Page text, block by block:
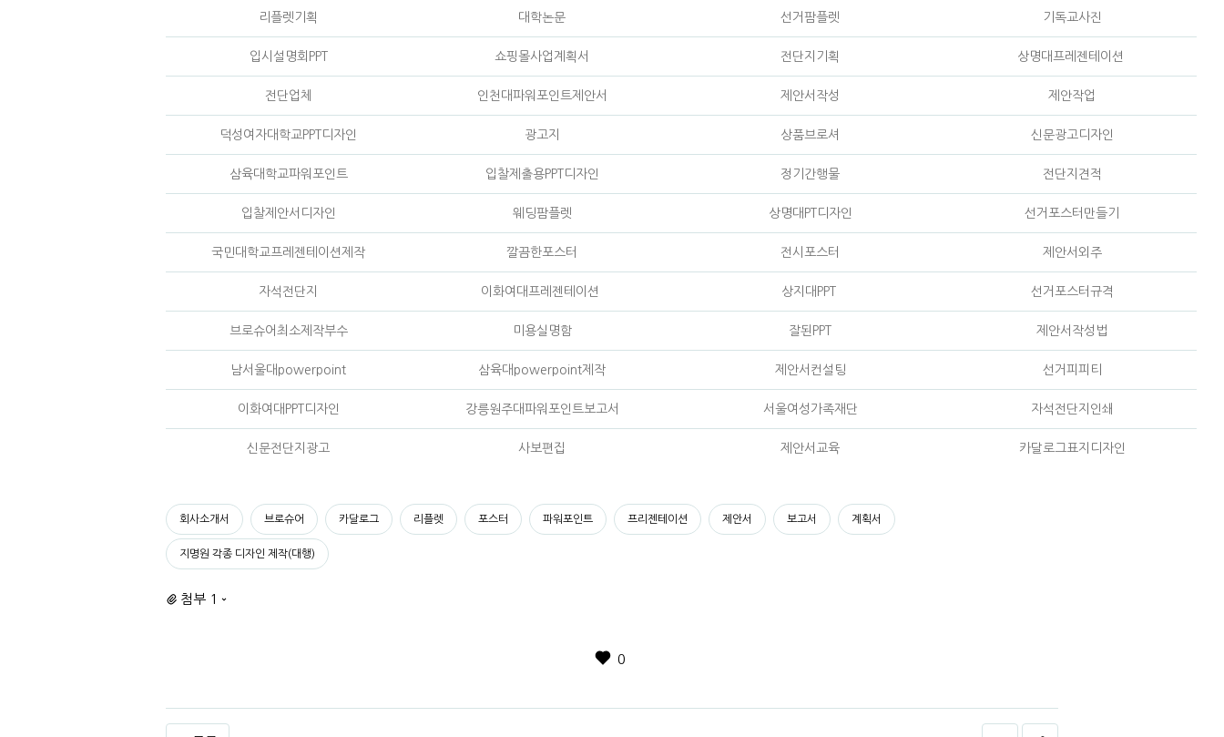
리플렛기획 대학논문 선거팜플렛 기독교사진
입시설명회PPT 쇼핑몰사업계획서 전단지기획 상명대프레젠테이션
전단업체 인천대파워포인트제안서 제안서작성 제안작업
덕성여자대학교PPT디자인 광고지 상품브로셔 신문광고디자인
삼육대학교파워포인트 입찰제출용PPT디자인 정기간행물 전단지견적
입찰제안서디자인 웨딩팜플렛 상명대PT디자인 선거포스터만들기
국민대학교프레젠테이션제작 깔끔한포스터 전시포스터 제안서외주
자석전단지 이화여대프레젠테이션 상지대PPT 선거포스터규격
브로슈어최소제작부수 미용실명함 잘된PPT 제안서작성법
남서울대powerpoint 삼육대powerpoint제작 제안서컨설팅 선거피피티
이화여대PPT디자인 강릉원주대파워포인트보고서 서울여성가족재단 자석전단지인쇄
신문전단지광고 사보편집 제안서교육 카달로그표지디자인
회사소개서 브로슈어 카달로그 리플렛 포스터 파워포인트 프리젠테이션 제안서 보고서 계획서
지명원 각종 디자인 제작(대행)
첨부 1
0